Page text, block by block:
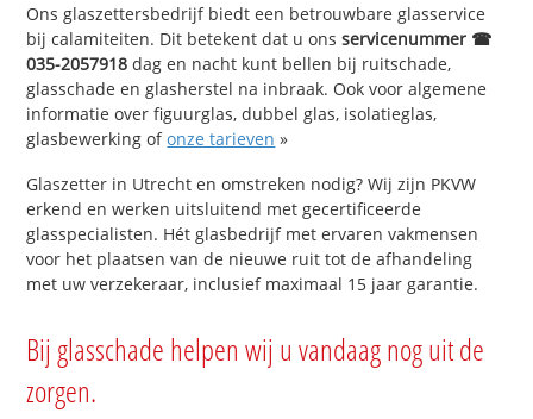
Ons glaszettersbedrijf biedt een betrouwbare glasservice
bij calamiteiten. Dit betekent dat u onsservicenummer ☎
035-2057918 dag en nacht kunt bellen bij ruitschade,
glasschade en glasherstel na inbraak. Ook voor algemene
informatie over figuurglas, dubbel glas, isolatieglas,
glasbewerking ofonze tarieven »
Glaszetter in Utrecht en omstreken nodig? Wij zijn PKVW
erkend en werken uitsluitend met gecertificeerde
glasspecialisten. Hét glasbedrijf met ervaren vakmensen
voor het plaatsen van de nieuwe ruit tot de afhandeling
met uw verzekeraar, inclusief maximaal 15 jaar garantie.
Bij glasschade helpen wij u vandaag nog uit de
zorgen.